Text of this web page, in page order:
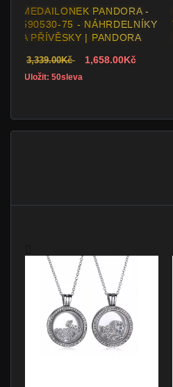
S
SRDCOVÝM
PANDORA
1,759.00Kč
RODINA
PANDORA
4,495.00Kč
Uložit: